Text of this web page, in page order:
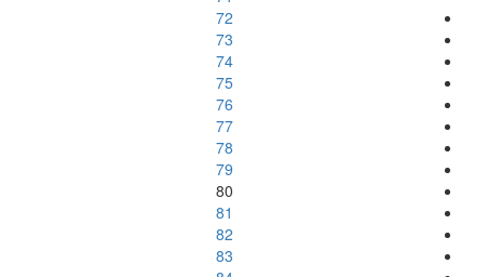
72
73
74
75
76
77
78
79
80
81
82
83